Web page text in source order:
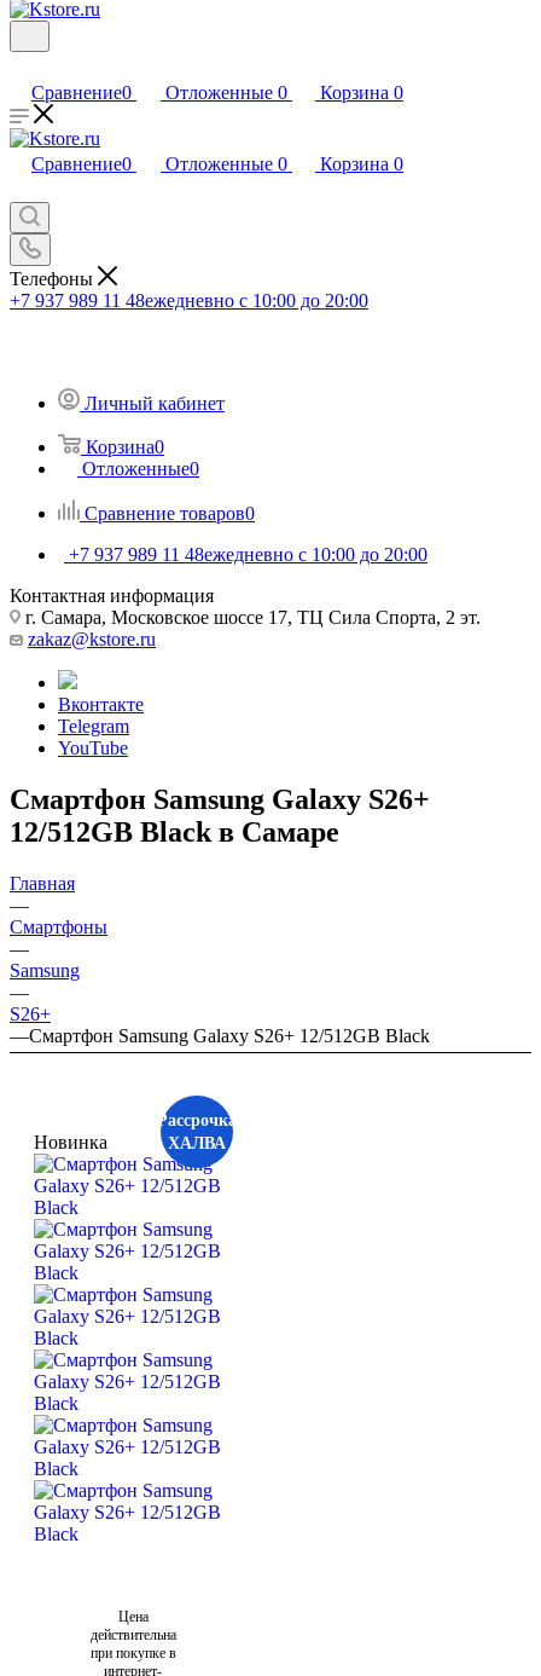
Сравнение0 Отложенные 0 Корзина 0
Сравнение0 Отложенные 0 Корзина 0
Телефоны
+7 937 989 11 48ежедневно с 10:00 до 20:00
Личный кабинет
Корзина0
Отложенные0
Сравнение товаров0
+7 937 989 11 48ежедневно с 10:00 до 20:00
Контактная информация
г. Самара, Московское шоссе 17, ТЦ Сила Спорта, 2 эт.
zakaz@kstore.ru
Вконтакте
Telegram
YouTube
Смартфон Samsung Galaxy S26+
12/512GB Black в Самаре
Главная
—
Смартфоны
—
Samsung
—
S26+
—Смартфон Samsung Galaxy S26+ 12/512GB Black
Рассрочка
ХАЛВА
Новинка
Цена
действительна
при покупке в
интернет-